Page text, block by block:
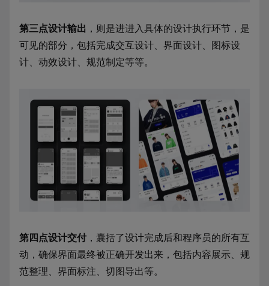
第三点设计输出 ，则是进进入具体的设计执行环节，是
可见的部分，包括完成交互设计、界面设计、图标设
计、动效设计、规范制定等等。
第四点设计交付 ，囊括了设计完成后和程序员的所有互
动，确保界面最终被正确开发出来，包括内容展示、规
范整理、界面标注、切图导出等。